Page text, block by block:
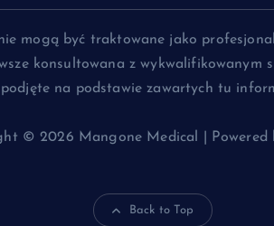
mogą być traktowane jako
konsultowana z wykwalifikowanym
podjęte na podstawie zawartych tu
© 2026 Mangone Medical | Powered
Back to Top